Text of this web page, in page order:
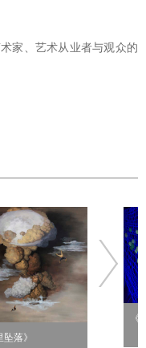
家、艺术从业者与观众的
坠落》
《